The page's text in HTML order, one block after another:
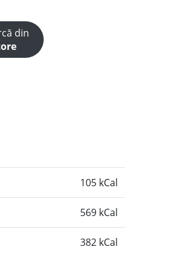
din
105 kCal
569 kCal
382 kCal